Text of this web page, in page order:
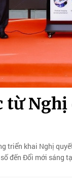
từ
triển khai Nghị
đến Đổi mới sáng